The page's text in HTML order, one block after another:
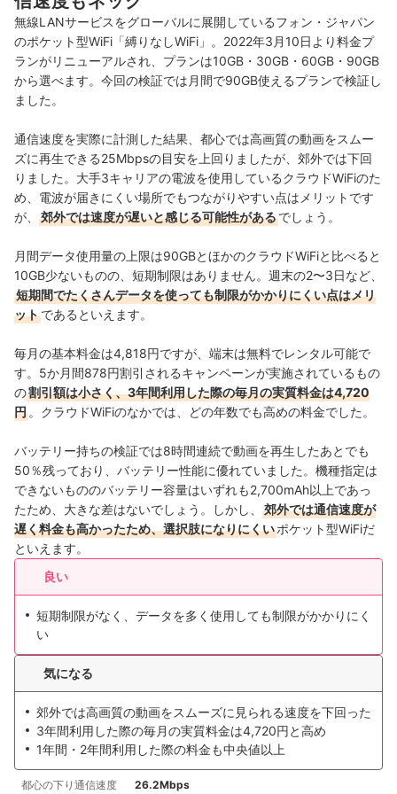
無線LANサービスをグローバルに展開しているフォン・ジャパン
のポケット型WiFi「縛りなしWiFi」。2022年3月10日より料金プ
ランがリニューアルされ、プランは10GB・30GB・60GB・90GB
から選べます。今回の検証では月間で90GB使えるプランで検証し
ました。
通信速度を実際に計測した結果、都心では高画質の動画をスムー
ズに再生できる25Mbpsの目安を上回りましたが、郊外では下回
りました。大手3キャリアの電波を使用しているクラウドWiFiのた
め、電波が届きにくい場所でもつながりやすい点はメリットです
が、
郊外では速度が遅いと感じる可能性があるでしょう。
月間データ使用量の上限は90GBとほかのクラウドWiFiと比べると
10GB少ないものの、短期制限はありません。週末の2〜3日など、
短期間でたくさんデータを使っても制限がかかりにくい点はメリ
ットであるといえます。
毎月の基本料金は4,818円ですが、端末は無料でレンタル可能で
す。5か月間878円割引されるキャンペーンが実施されているもの
の割引額は小さく、3年間利用した際の毎月の実質料金は4,720
円 。クラウドWiFiのなかでは、どの年数でも高めの料金でした。
バッテリー持ちの検証では8時間連続で動画を再生したあとでも
50％残っており、バッテリー性能に優れていました。機種指定は
できないもののバッテリー容量はいずれも2,700mAh以上であっ
たため、大きな差はないでしょう。しかし、
郊外では通信速度が
遅く料金も高かったため、選択肢になりにくいポケット型WiFiだ
といえます。
良い
短期制限がなく、データを多く使用しても制限がかかりにく
い
気になる
郊外では高画質の動画をスムーズに見られる速度を下回った
3年間利用した際の毎月の実質料金は4,720円と高め
1年間・2年間利用した際の料金も中央値以上
都心の下り通信速度
26.2Mbps